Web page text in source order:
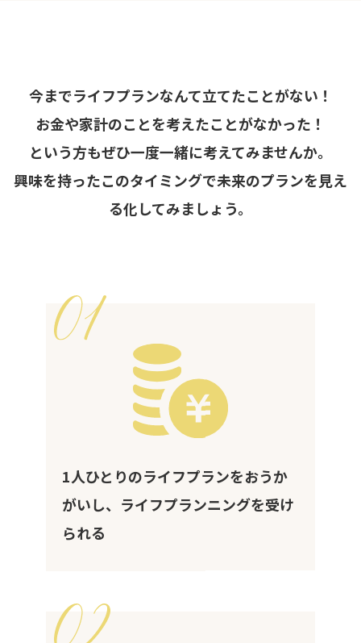
今までライフプランなんて立てたことがない！
お金や家計のことを考えたことがなかった！
という方もぜひ一度一緒に考えてみませんか。
興味を持ったこのタイミングで未来のプランを見え
る化してみましょう。
1人ひとりのライフプランをおうか
がいし、ライフプランニングを受け
られる